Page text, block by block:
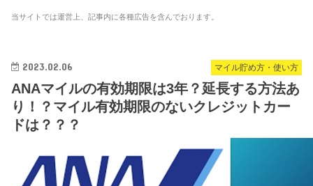
当サイトでは運営上、記事内に各種広告を含んでおります。
マイル貯め方・使い方
2023.02.06
ANAマイルの有効期限は3年？延長する方法あ
り！？マイル有効期限のないクレジットカー
ドは？？？